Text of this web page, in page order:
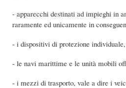
- apparecchi destinati ad impieghi in
raramente ed unicamente in
- i dispositivi di protezione
- le navi marittime e le unità mobili
- i mezzi di trasporto, vale a dire i